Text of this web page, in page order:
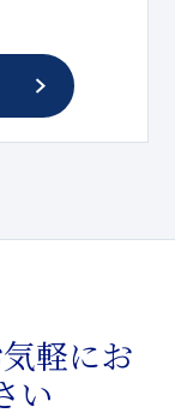
軽にお
い